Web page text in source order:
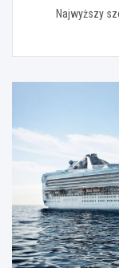
Najwyższy